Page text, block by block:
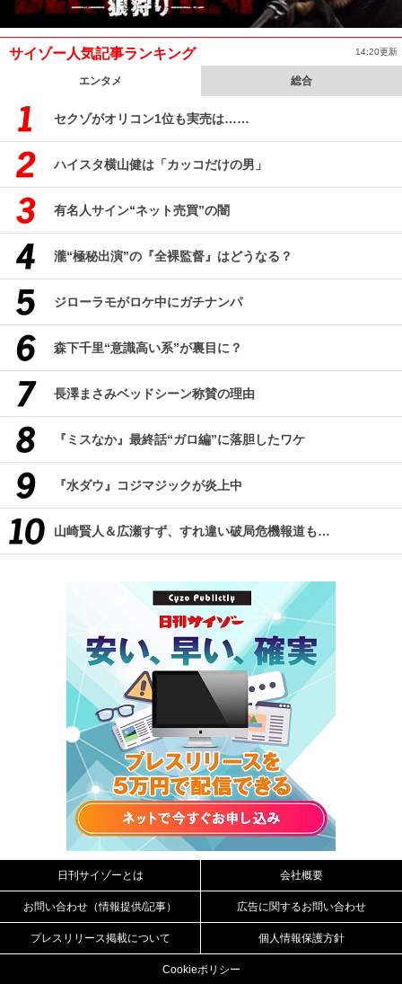
サイゾー人気記事ランキング 14:20更新
エンタメ 総合
セクゾがオリコン1位も実売は……
ハイスタ横山健は「カッコだけの男」
有名人サイン“ネット売買”の闇
瀧“極秘出演”の『全裸監督』はどうなる？
ジローラモがロケ中にガチナンパ
森下千里“意識高い系”が裏目に？
長澤まさみベッドシーン称賛の理由
『ミスなか』最終話“ガロ編”に落胆したワケ
『水ダウ』コジマジックが炎上中
山崎賢人＆広瀬すず、すれ違い破局危機報道も…
日刊サイゾーとは 会社概要
お問い合わせ（情報提供/記事） 広告に関するお問い合わせ
プレスリリース掲載について 個人情報保護方針
Cookieポリシー